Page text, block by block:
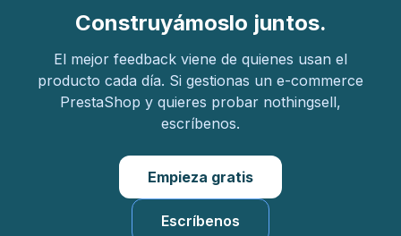
Construyámoslo juntos.
El mejor feedback viene de quienes usan el
producto cada día. Si gestionas un e-commerce
PrestaShop y quieres probar nothingsell,
escríbenos.
Empieza gratis
Escríbenos